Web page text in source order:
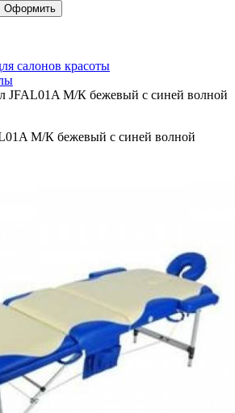
Оформить
салонов красоты
JFAL01A М/К бежевый с синей волной
М/К бежевый с синей волной